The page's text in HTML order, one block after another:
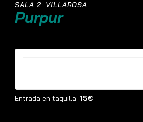
SALA 2: VILLAROSA
Purpur
Entrada en taquilla: 15€